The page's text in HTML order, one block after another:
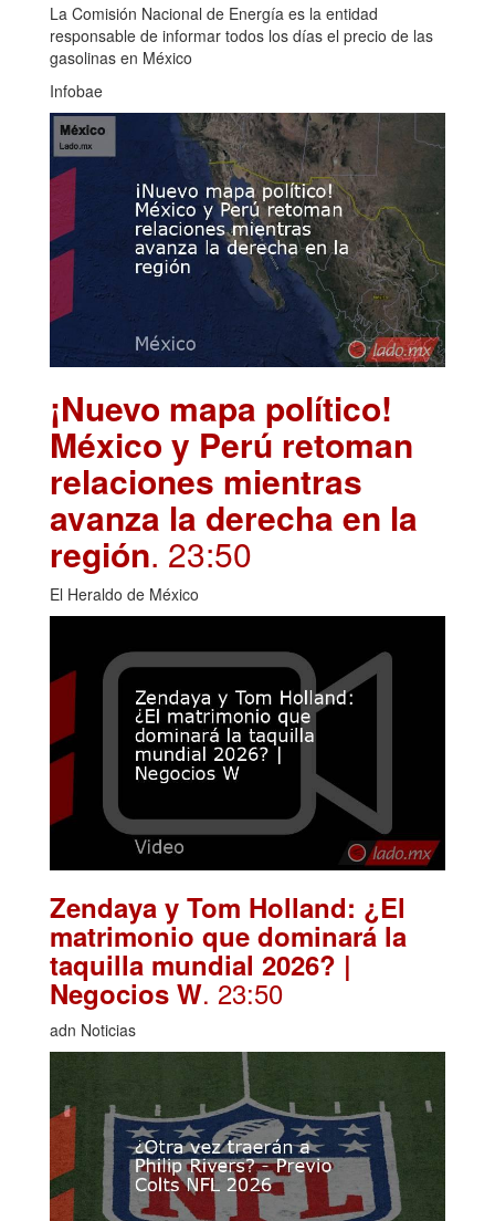
La Comisión Nacional de Energía es la entidad
responsable de informar todos los días el precio de las
gasolinas en México
Infobae
¡Nuevo mapa político!
México y Perú retoman
relaciones mientras
avanza la derecha en la
región. 23:50
El Heraldo de México
Zendaya y Tom Holland: ¿El
matrimonio que dominará la
taquilla mundial 2026? |
Negocios W. 23:50
adn Noticias